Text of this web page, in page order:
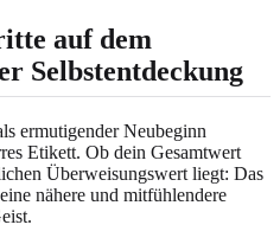
auf dem
Selbstentdeckung
ermutigender Neubeginn
Etikett. Ob dein Gesamtwert
Überweisungswert liegt: Das
nähere und mitfühlendere